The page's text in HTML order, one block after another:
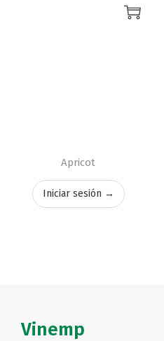
Apricot
Iniciar sesión →
Vinemp